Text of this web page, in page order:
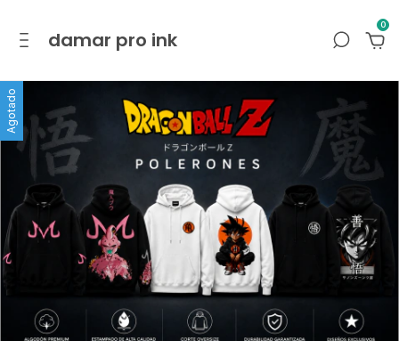
damar pro ink
0
Agotado